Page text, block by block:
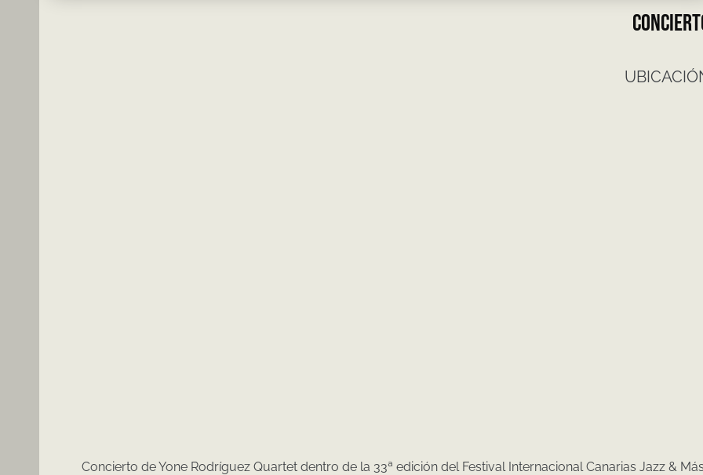
Concierto de Yone Rodríguez Quartet dentro de la 33ª edición del Festival Internacional Canarias Jazz &